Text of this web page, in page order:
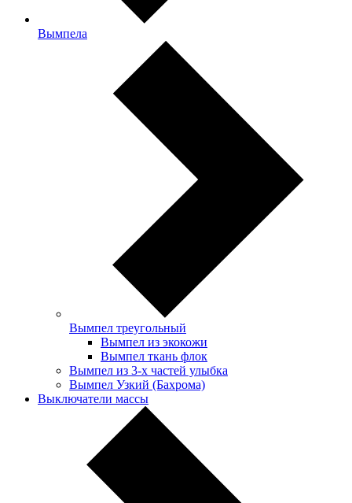
Вымпела
Вымпел треугольный
Вымпел из экокожи
Вымпел ткань флок
Вымпел из 3-х частей улыбка
Вымпел Узкий (Бахрома)
Выключатели массы